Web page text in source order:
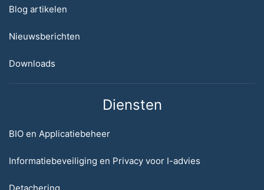
Blog artikelen
Nieuwsberichten
Downloads
Diensten
BIO en Applicatiebeheer
Informatiebeveiliging en Privacy voor I-advies